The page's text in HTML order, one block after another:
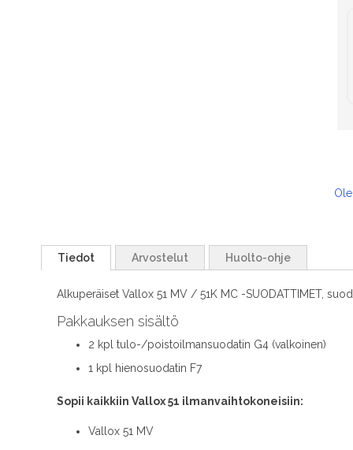
Tiedot
Alkuperäiset Vallox 51 MV / 51K MC -SUODATTIMET,
Pakkauksen sisältö
2 kpl tulo-/poistoilmansuodatin G4 (valkoinen)
1 kpl hienosuodatin F7
Sopii kaikkiin Vallox 51 ilmanvaihtokoneisiin:
Vallox 51 MV
Arvostelut Huolto-ohje